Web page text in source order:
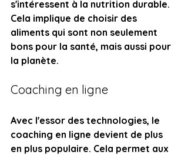
s'intéressent à la nutrition durable.
Cela implique de choisir des
aliments qui sont non seulement
bons pour la santé, mais aussi pour
la planète.
Coaching en ligne
Avec l'essor des technologies, le
coaching en ligne devient de plus
en plus populaire. Cela permet aux